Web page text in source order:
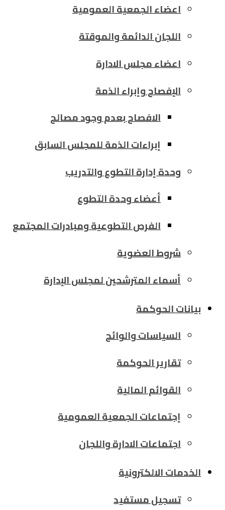
اعضاء الجمعية العمومية
اللجان الدائمة والموقتة
اعضاء مجلس الادارة
الإفصاح وإبراء الذمة
الافصاح بعدم وجود مصالح
إبراءات الذمة للمجلس السابق
وحدة إدارة التطوع والتدريب
أعضاء وحدة التطوع
الفرص التطوعية ومبادرات المجتمع
شروط العضوية
أسماء المترشحين لمجلس الإدارة
بيانات الحوكمة
السياسات والوائح
تقارير الحوكمة
القوائم المالية
إجتماعات الجمعية العمومية
اجتماعات الادارة واللجان
الخدمات الالكترونية
تسجيل مستفيد